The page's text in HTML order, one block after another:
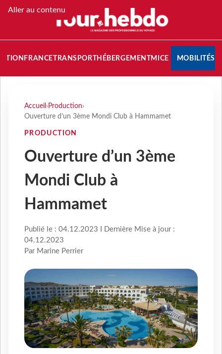
Aller au contenu
FRANCETRANSPORT HÉBERGEMENTMICE MOBILITÉS
Accueil › Production›
Ouverture d’un 3ème Mondi Club à Hammamet
PRODUCTION
Ouverture d’un 3ème
Mondi Club à
Hammamet
Publié le : 04.12.2023 I Dernière Mise à jour :
04.12.2023
Par Marine Perrier